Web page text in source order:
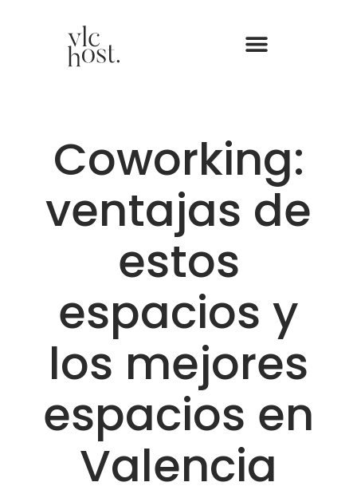
Coworking:
ventajas de
estos
espacios y
los mejores
espacios en
Valencia